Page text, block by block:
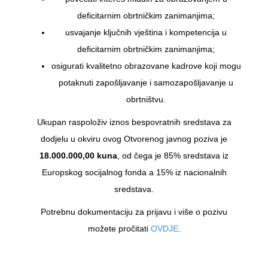
deficitarnim obrtničkim zanimanjima;
usvajanje ključnih vještina i kompetencija u
deficitarnim obrtničkim zanimanjima;
osigurati kvalitetno obrazovane kadrove koji mogu
potaknuti zapošljavanje i samozapošljavanje u
obrtništvu.
Ukupan raspoloživ iznos bespovratnih sredstava za
dodjelu u okviru ovog Otvorenog javnog poziva je
18.000.000,00 kuna , od čega je 85% sredstava iz
Europskog socijalnog fonda a 15% iz nacionalnih
sredstava.
Potrebnu dokumentaciju za prijavu i više o pozivu
možete pročitati OVDJE.